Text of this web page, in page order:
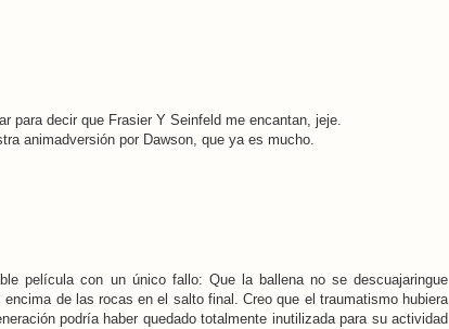
para decir que Frasier Y Seinfeld me encantan, jeje.
animadversión por Dawson, que ya es mucho.
película con un único fallo: Que la ballena no se descuajaringue
de las rocas en el salto final. Creo que el traumatismo hubiera
podría haber quedado totalmente inutilizada para su actividad